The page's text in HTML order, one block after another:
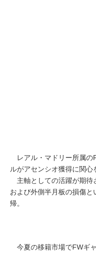
レアル・マドリー所属の
ルがアセンシオ獲得に関心
主軸としての活躍が期待
および外側半月板の損傷
帰。
今夏の移籍市場でFWギ